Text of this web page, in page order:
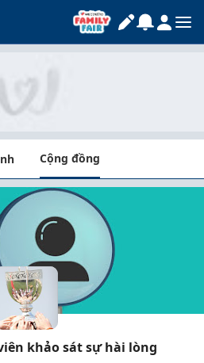
Cộng đồng
khảo sát sự hài lòng